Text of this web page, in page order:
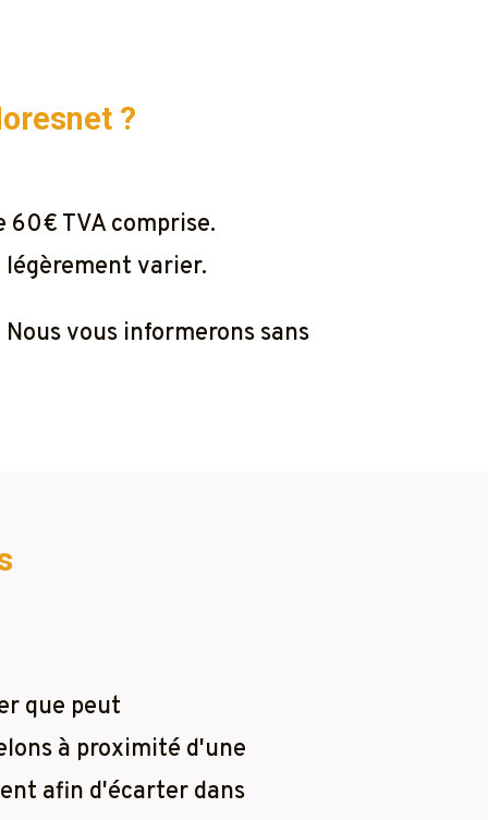
?
TVA comprise.
légèrement varier.
vous informerons sans
que peut
à proximité d'une
afin d'écarter dans